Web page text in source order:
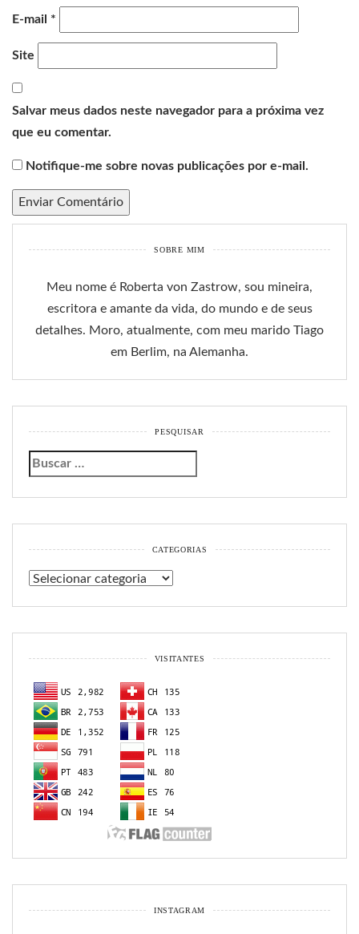
E-mail *
Site
Salvar meus dados neste navegador para a próxima vez
que eu comentar.
Notifique-me sobre novas publicações por e-mail.
SOBRE MIM
Meu nome é Roberta von Zastrow, sou mineira,
escritora e amante da vida, do mundo e de seus
detalhes. Moro, atualmente, com meu marido Tiago
em Berlim, na Alemanha.
PESQUISAR
CATEGORIAS
Categorias
VISITANTES
INSTAGRAM